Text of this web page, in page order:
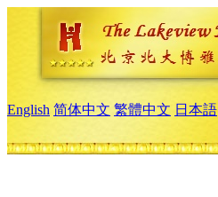
English 简体中文 繁體中文 日本語